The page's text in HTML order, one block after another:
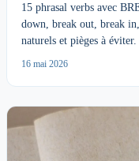
15 phrasal verbs avec
down, break out, break
naturels et pièges à éviter.
16 mai 2026